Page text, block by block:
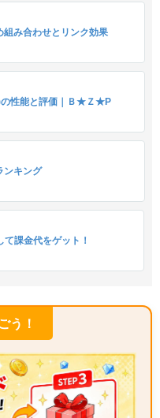
組み合わせとリンク効果
の性能と評価｜Ｂ★Ｚ★P
ンキング
課金代をゲット！
う！